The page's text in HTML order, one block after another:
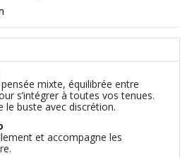
mixte, équilibrée entre
s’intégrer à toutes vos tenues.
le buste avec discrétion.
et accompagne les